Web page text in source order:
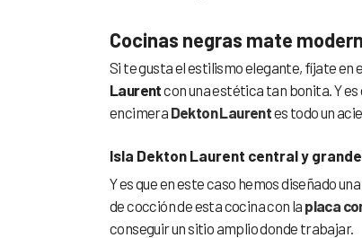
Cocinas negras mate
Si te gusta el estilismo elegante, fíjate en
Laurentcon una estética tan bonita. Y
encimera Dekton Laurentes todo un
Isla Dekton Laurent central y
Y es que en este caso hemos diseñado
de cocción de esta cocina con la placa
conseguir un sitio amplio donde trabajar.